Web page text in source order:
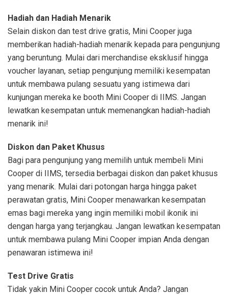
Hadiah dan Hadiah Menarik
Selain diskon dan test drive gratis, Mini Cooper juga
memberikan hadiah-hadiah menarik kepada para pengunjung
yang beruntung. Mulai dari merchandise eksklusif hingga
voucher layanan, setiap pengunjung memiliki kesempatan
untuk membawa pulang sesuatu yang istimewa dari
kunjungan mereka ke booth Mini Cooper di IIMS. Jangan
lewatkan kesempatan untuk memenangkan hadiah-hadiah
menarik ini!
Diskon dan Paket Khusus
Bagi para pengunjung yang memilih untuk membeli Mini
Cooper di IIMS, tersedia berbagai diskon dan paket khusus
yang menarik. Mulai dari potongan harga hingga paket
perawatan gratis, Mini Cooper menawarkan kesempatan
emas bagi mereka yang ingin memiliki mobil ikonik ini
dengan harga yang terjangkau. Jangan lewatkan kesempatan
untuk membawa pulang Mini Cooper impian Anda dengan
penawaran istimewa ini!
Test Drive Gratis
Tidak yakin Mini Cooper cocok untuk Anda? Jangan